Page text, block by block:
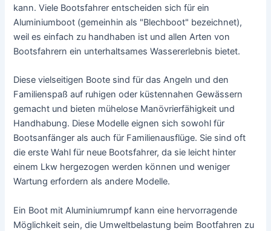
kann. Viele Bootsfahrer entscheiden sich für ein
Aluminiumboot (gemeinhin als "Blechboot" bezeichnet),
weil es einfach zu handhaben ist und allen Arten von
Bootsfahrern ein unterhaltsames Wassererlebnis bietet.
Diese vielseitigen Boote sind für das Angeln und den
Familienspaß auf ruhigen oder küstennahen Gewässern
gemacht und bieten mühelose Manövrierfähigkeit und
Handhabung. Diese Modelle eignen sich sowohl für
Bootsanfänger als auch für Familienausflüge. Sie sind oft
die erste Wahl für neue Bootsfahrer, da sie leicht hinter
einem Lkw hergezogen werden können und weniger
Wartung erfordern als andere Modelle.
Ein Boot mit Aluminiumrumpf kann eine hervorragende
Möglichkeit sein, die Umweltbelastung beim Bootfahren zu